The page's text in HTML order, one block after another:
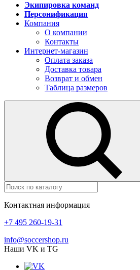
Экипировка команд
Персонификация
Компания
О компании
Контакты
Интернет-магазин
Оплата заказа
Доставка товара
Возврат и обмен
Таблица размеров
Контактная информация
+7 495 260-19-31
info@soccershop.ru
Наши VK и TG